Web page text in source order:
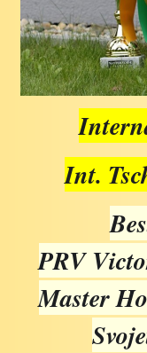
Int.
PRV
Master